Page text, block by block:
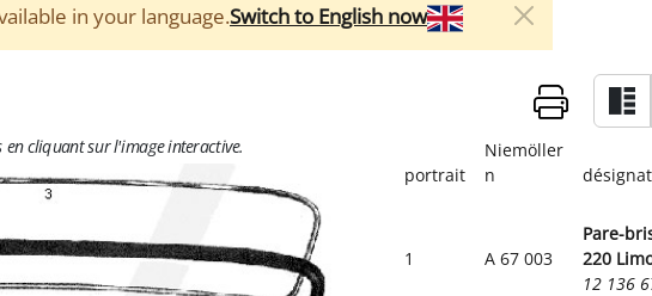
in your language.Switch to English now
portrait
Niemöller
n
1 A 67 003
Pare-
220
12 136